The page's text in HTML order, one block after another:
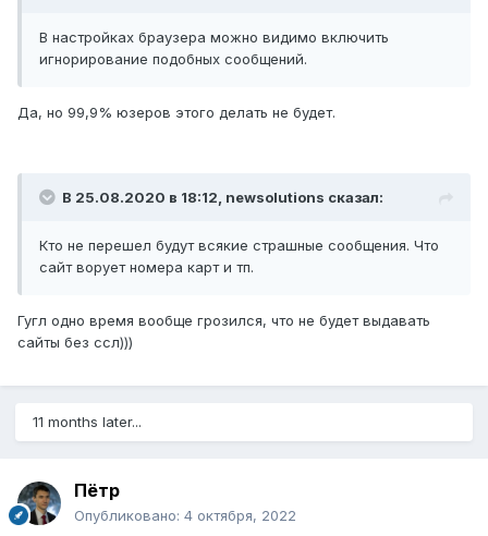
В настройках браузера можно видимо включить
игнорирование подобных сообщений.
Да, но 99,9% юзеров этого делать не будет.
В 25.08.2020 в 18:12, newsolutions сказал:
Кто не перешел будут всякие страшные сообщения. Что
сайт ворует номера карт и тп.
Гугл одно время вообще грозился, что не будет выдавать
сайты без ссл)))
11 months later...
Пётр
Опубликовано: 4 октября, 2022